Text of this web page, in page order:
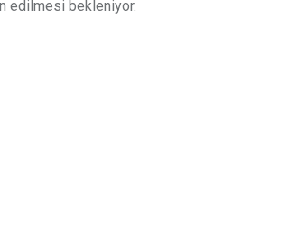
edilmesi bekleniyor.